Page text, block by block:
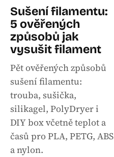
Sušení filamentu:
5 ověřených
způsobů jak
vysušit filament
Pět ověřených způsobů
sušení filamentu:
trouba, sušička,
silikagel, PolyDryer i
DIY box včetně teplot a
časů pro PLA, PETG, ABS
a nylon.